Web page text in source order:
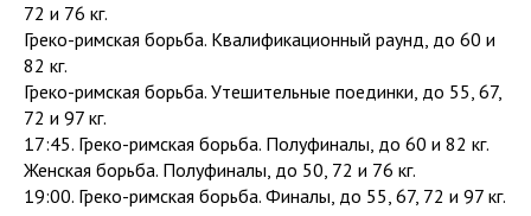
72 и 76 кг.
Греко-римская борьба. Квалификационный раунд, до 60 и
82 кг.
Греко-римская борьба. Утешительные поединки, до 55, 67,
72 и 97 кг.
17:45. Греко-римская борьба. Полуфиналы, до 60 и 82 кг.
Женская борьба. Полуфиналы, до 50, 72 и 76 кг.
19:00. Греко-римская борьба. Финалы, до 55, 67, 72 и 97 кг.